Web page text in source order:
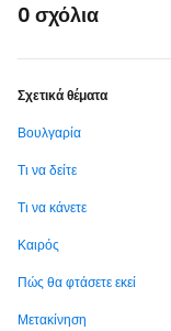
0 σχόλια
Σχετικά θέματα
Βουλγαρία
Τι να δείτε
Τι να κάνετε
Καιρός
Πώς θα φτάσετε εκεί
Μετακίνηση